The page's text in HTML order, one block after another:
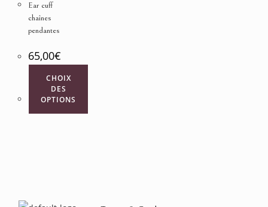
Ear cuff
chaînes
pendantes
65,00€
CHOIX
DES
OPTIONS